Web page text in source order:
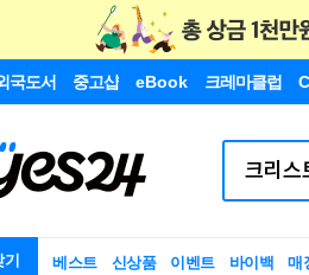
국도서 중고샵 eBook 크레마클럽
베스트 신상품 이벤트 바이백 매